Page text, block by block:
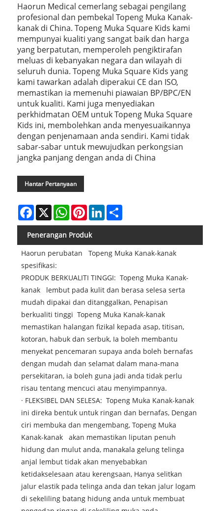
Haorun Medical cemerlang sebagai pengilang
profesional dan pembekal Topeng Muka Kanak-
kanak di China. Topeng Muka Square Kids kami
mempunyai kualiti yang sangat baik dan harga
yang berpatutan, memperoleh pengiktirafan
meluas di kebanyakan negara dan wilayah di
seluruh dunia. Topeng Muka Square Kids yang
kami tawarkan adalah diperakui CE dan ISO,
memastikan ia memenuhi piawaian BP/BPC/EN
untuk kualiti. Kami juga menyediakan
perkhidmatan OEM untuk Topeng Muka Square
Kids ini, membolehkan anda menyesuaikannya
dengan penjenamaan anda sendiri. Kami tidak
sabar-sabar untuk mewujudkan perkongsian
jangka panjang dengan anda di China
Hantar Pertanyaan
Facebook
X WhatsAppPinterestLinkedIn
Penerangan Produk
Haorun perubatan Topeng Muka Kanak-kanak
spesifikasi:
PRODUK BERKUALITI TINGGI: Topeng Muka Kanak-
kanak lembut pada kulit dan berasa selesa serta
mudah dipakai dan ditanggalkan, Penapisan
berkualiti tinggi Topeng Muka Kanak-kanak
memastikan halangan fizikal kepada asap, titisan,
kotoran, habuk dan serbuk, Ia boleh membantu
menyekat pencemaran supaya anda boleh bernafas
dengan mudah dan selamat dalam mana-mana
persekitaran, ia boleh guna jadi anda tidak perlu
risau tentang mencuci atau menyimpannya.
· FLEKSIBEL DAN SELESA: Topeng Muka Kanak-kanak
ini direka bentuk untuk ringan dan bernafas, Dengan
ciri membuka dan mengembang, Topeng Muka
Kanak-kanak akan memastikan liputan penuh
hidung dan mulut anda, manakala gelung telinga
anjal lembut tidak akan menyebabkan
ketidakselesaan atau kerengsaan, Hanya selitkan
jalur elastik pada telinga anda dan tekan jalur logam
di sekeliling batang hidung anda untuk membuat